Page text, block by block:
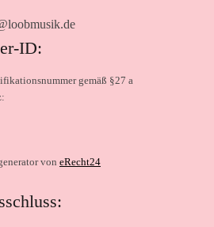
ID:
gemäß §27 a
von eRecht24